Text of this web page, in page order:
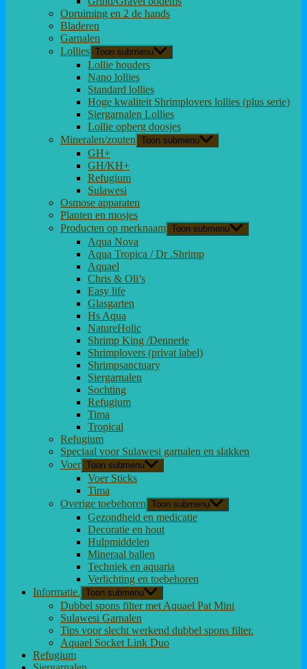
Opruiming en 2 de hands
Bladeren
Garnalen
Lollies Toon submenu
Lollie houders
Nano lollies
Standard lollies
Hoge kwaliteit Shrimplovers lollies (plus serie)
Siergarnalen Lollies
Lollie opberg doosjes
Mineralen/zouten Toon submenu
GH+
GH/KH+
Refugium
Sulawesi
Osmose apparaten
Planten en mosjes
Producten op merknaam Toon submenu
Aqua Nova
Aqua Tropica / Dr .Shrimp
Aquael
Chris & Oli’s
Easy life
Glasgarten
Hs Aqua
NatureHolic
Shrimp King /Dennerle
Shrimplovers (privat label)
Shrimpsanctuary
Siergarnalen
Sochting
Refugium
Tima
Tropical
Refugium
Speciaal voor Sulawesi garnalen en slakken
Voer Toon submenu
Voer Sticks
Tima
Overige toebehoren Toon submenu
Gezondheid en medicatie
Decoratie en hout
Hulpmiddelen
Mineraal ballen
Techniek en aquaria
Verlichting en toebehoren
Informatie. Toon submenu
Dubbel spons filter met Aquael Pat Mini
Sulawesi Garnalen
Tips voor slecht werkend dubbel spons filter.
Aquael Socket Link Duo
Refugium